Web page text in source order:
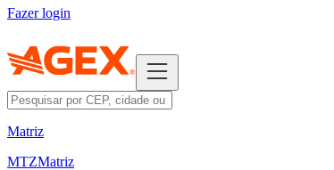
Fazer login
Matriz
MTZMatriz